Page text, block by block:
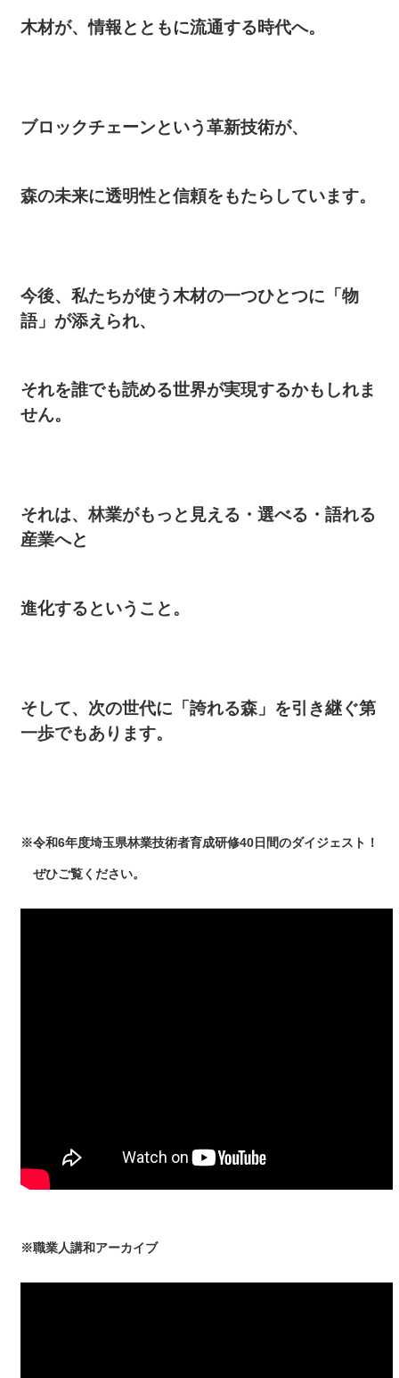
木材が、情報とともに流通する時代へ。
ブロックチェーンという革新技術が、
森の未来に透明性と信頼をもたらしています。
今後、私たちが使う木材の一つひとつに「物
語」が添えられ、
それを誰でも読める世界が実現するかもしれま
せん。
それは、林業がもっと見える・選べる・語れる
産業へと
進化するということ。
そして、次の世代に「誇れる森」を引き継ぐ第
一歩でもあります。
※令和6年度埼玉県林業技術者育成研修40日間のダイジェスト！
ぜひご覧ください。
※職業人講和アーカイブ